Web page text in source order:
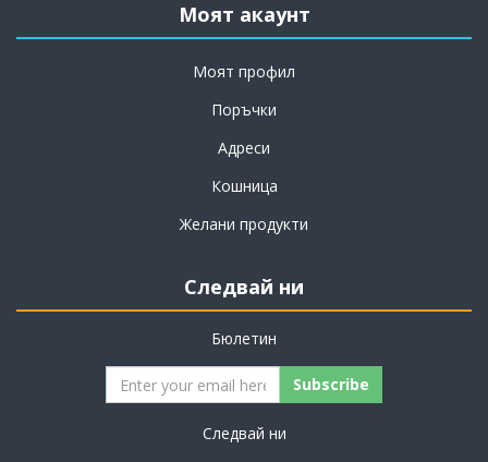
Моят акаунт
Моят профил
Поръчки
Адреси
Кошница
Желани продукти
Следвай ни
Бюлетин
Subscribe
Следвай ни